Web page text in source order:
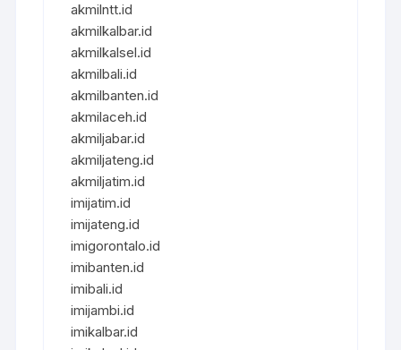
akmilntt.id
akmilkalbar.id
akmilkalsel.id
akmilbali.id
akmilbanten.id
akmilaceh.id
akmiljabar.id
akmiljateng.id
akmiljatim.id
imijatim.id
imijateng.id
imigorontalo.id
imibanten.id
imibali.id
imijambi.id
imikalbar.id